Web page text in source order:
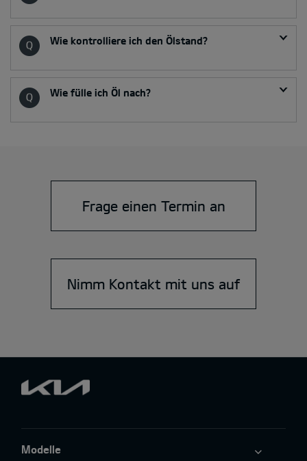
Wie kontrolliere ich den Ölstand?
Wie fülle ich Öl nach?
Frage einen Termin an
Nimm Kontakt mit uns auf
Modelle